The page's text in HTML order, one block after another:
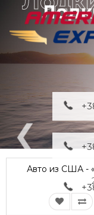
Авто из США -